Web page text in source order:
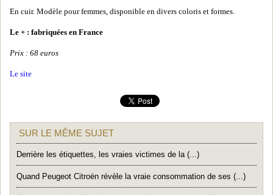
En cuir. Modèle pour femmes, disponible en divers coloris et formes.
Le + : fabriquées en France
Prix : 68 euros
Le site
SUR LE MÊME SUJET
Derrière les étiquettes, les vraies victimes de la (...)
Quand Peugeot Citroën révèle la vraie consommation de ses (...)